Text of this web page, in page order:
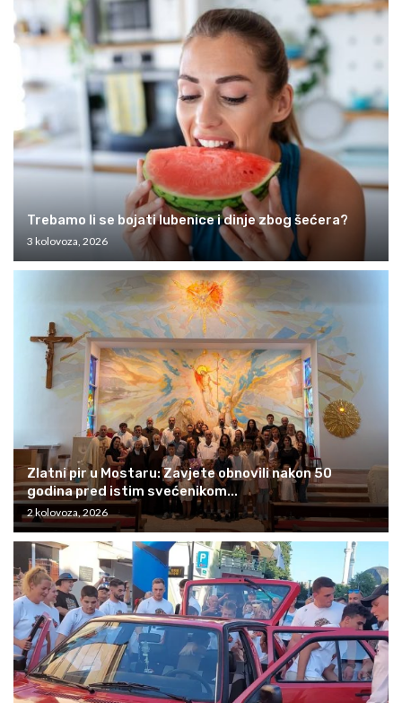
Trebamo li se bojati lubenice i dinje zbog šećera?
3 kolovoza, 2026
Zlatni pir u Mostaru: Zavjete obnovili nakon 50
godina pred istim svećenikom...
2 kolovoza, 2026